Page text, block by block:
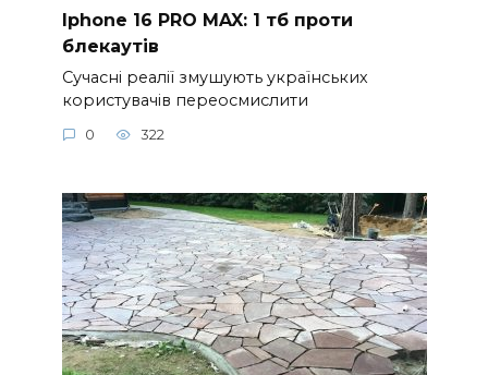
Iphone 16 PRO MAX: 1 тб проти
блекаутів
Сучасні реалії змушують українських
користувачів переосмислити
0 322